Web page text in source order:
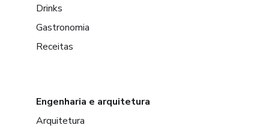
Drinks
Gastronomia
Receitas
Engenharia e arquitetura
Arquitetura